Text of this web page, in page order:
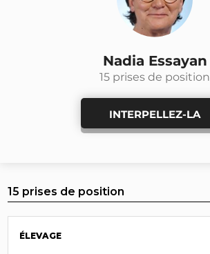
Nadia Essayan
15 prises de position
INTERPELLEZ-LA
15 prises de position
ÉLEVAGE